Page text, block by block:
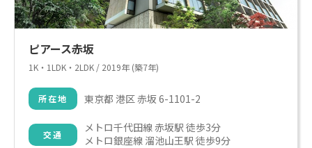
ピアース赤坂
1K・1LDK・2LDK / 2019年 (築7年)
所在地 東京都 港区 赤坂 6-1101-2
交通
メトロ千代田線 赤坂駅 徒歩3分
メトロ銀座線 溜池山王駅 徒歩9分